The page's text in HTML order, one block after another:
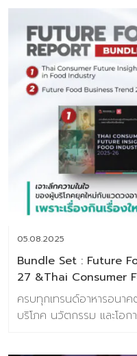
05.08.2025
Bundle Set : Future
27 &Thai Consumer
ครบทุกเทรนด์อาหารอนา
บริโภค นวัตกรรม และโอ